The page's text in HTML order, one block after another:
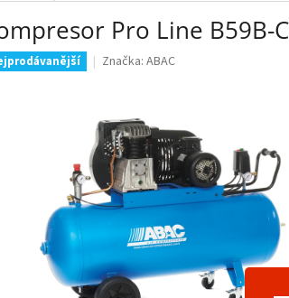
Pro Line B59B-
Značka: ABAC